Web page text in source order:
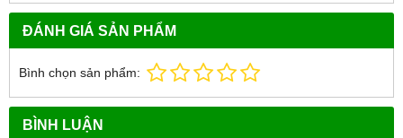
ĐÁNH GIÁ SẢN PHẨM
Bình chọn sản phẩm:
BÌNH LUẬN